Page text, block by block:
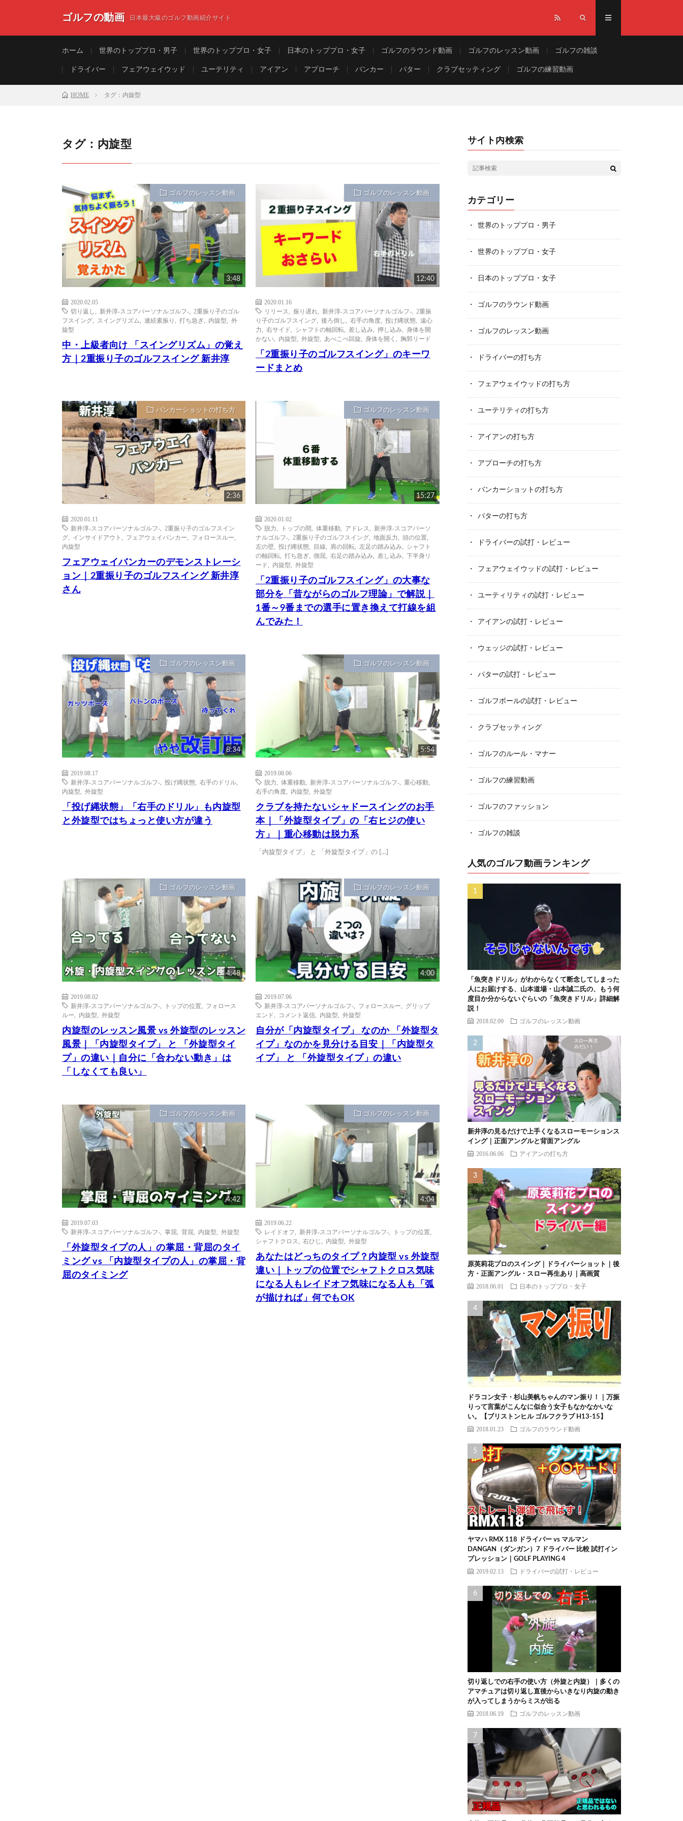
ゴルフの動画 日本最大級のゴルフ動画紹介サイト
ホーム 世界のトッププロ・男子 世界のトッププロ・女子 日本のトッププロ・女子 ゴルフのラウンド動画 ゴルフのレッスン動画 ゴルフの雑談
ドライバー フェアウェイウッド ユーテリティ アイアン アプローチ バンカー パター クラブセッティング ゴルフの練習動画
HOME タグ：内旋型
タグ：内旋型
ゴルフのレッスン動画
3:48
2020.02.05
切り返し
新井淳-スコアパーソナルゴルフ-
2重振り子のゴル
フスイング
スイングリズム 連続素振り 打ち急ぎ 内旋型
外
旋型
中・上級者向け 「スイングリズム」の覚え
方｜2重振り子のゴルフスイング 新井淳
ゴルフのレッスン動画
12:40
2020.01.16
リリース
,振り遅れ 新井淳-スコアパーソナルゴルフ- ,2重振
り子のゴルフスイング ,後ろ倒し ,右手の角度 ,投げ縄状態 ,遠心
力
,右サイド シャフトの軸回転 差し込み ,押し込み ,身体を開
かない
内旋型 ,外旋型 あべこべ回旋 ,身体を開く 胸郭リード
「2重振り子のゴルフスイング」のキーワ
ードまとめ
バンカーショットの打ち方
2:36
2020.01.11
新井淳-スコアパーソナルゴルフ-
2重振り子のゴルフスイン
グ
インサイドアウト フェアウェイバンカー フォロースルー
内旋型
フェアウェイバンカーのデモンストレーシ
ョン｜2重振り子のゴルフスイング 新井淳
さん
ゴルフのレッスン動画
15:27
2020.01.02
脱力
トップの間 ,体重移動 アドレス
新井淳-スコアパーソ
ナルゴルフ- ,2重振り子のゴルフスイング ,地面反力 ,頭の位置
左の壁 ,投げ縄状態 目線 肩の回転 左足の踏み込み
シャフト
の軸回転 ,打ち急ぎ ,側屈 ,右足の踏み込み 差し込み ,下半身リ
ード
内旋型 ,外旋型
「2重振り子のゴルフスイング」の大事な
部分を「昔ながらのゴルフ理論」で解説｜
1番～9番までの選手に置き換えて打線を組
んでみた！
ゴルフのレッスン動画
8:34
2019.08.17
新井淳-スコアパーソナルゴルフ-
投げ縄状態 右手のドリル
内旋型
外旋型
「投げ縄状態」「右手のドリル」も内旋型
と外旋型ではちょっと使い方が違う
ゴルフのレッスン動画
5:54
2019.08.06
脱力
,体重移動 新井淳-スコアパーソナルゴルフ- ,重心移動
右手の角度
内旋型 ,外旋型
クラブを持たないシャドースイングのお手
本｜「外旋型タイプ」の「右ヒジの使い
方」｜重心移動は脱力系
「内旋型タイプ」 と 「外旋型タイプ」の […]
ゴルフのレッスン動画
4:48
2019.08.02
新井淳-スコアパーソナルゴルフ-
トップの位置
フォロース
ルー
内旋型 外旋型
内旋型のレッスン風景 vs 外旋型のレッスン
風景｜「内旋型タイプ」 と 「外旋型タイ
プ」の違い｜自分に「合わない動き」は
「しなくても良い」
ゴルフのレッスン動画
4:00
2019.07.06
新井淳-スコアパーソナルゴルフ-
フォロースルー
グリップ
エンド
コメント返信 内旋型 ,外旋型
自分が「内旋型タイプ」 なのか 「外旋型タ
イプ」なのかを見分ける目安｜「内旋型タ
イプ」 と 「外旋型タイプ」の違い
ゴルフのレッスン動画
4:42
2019.07.03
新井淳-スコアパーソナルゴルフ-
掌屈 背屈 内旋型 外旋型
「外旋型タイプの人」の掌屈・背屈のタイ
ミング vs 「内旋型タイプの人」の掌屈・背
屈のタイミング
ゴルフのレッスン動画
4:04
2019.06.22
レイドオフ
新井淳-スコアパーソナルゴルフ- トップの位置
シャフトクロス
,右ひじ 内旋型 ,外旋型
あなたはどっちのタイプ？内旋型 vs 外旋型
違い｜トップの位置でシャフトクロス気味
になる人もレイドオフ気味になる人も「弧
が描ければ」何でもOK
サイト内検索
カテゴリー
世界のトッププロ・男子
世界のトッププロ・女子
日本のトッププロ・女子
ゴルフのラウンド動画
ゴルフのレッスン動画
ドライバーの打ち方
フェアウェイウッドの打ち方
ユーテリティの打ち方
アイアンの打ち方
アプローチの打ち方
バンカーショットの打ち方
パターの打ち方
ドライバーの試打・レビュー
フェアウェイウッドの試打・レビュー
ユーティリティの試打・レビュー
アイアンの試打・レビュー
ウェッジの試打・レビュー
パターの試打・レビュー
ゴルフボールの試打・レビュー
クラブセッティング
ゴルフのルール・マナー
ゴルフの練習動画
ゴルフのファッション
ゴルフの雑談
人気のゴルフ動画ランキング
「魚突きドリル」がわからなくて断念してしまった
人にお届けする、山本道場・山本誠二氏の、もう何
度目か分からないぐらいの「魚突きドリル」詳細解
説！
2018.02.09 ゴルフのレッスン動画
新井淳の見るだけで上手くなるスローモーションス
イング｜正面アングルと背面アングル
2016.06.06 アイアンの打ち方
原英莉花プロのスイング｜ドライバーショット｜後
方・正面アングル・スロー再生あり｜高画質
2018.06.01 日本のトッププロ・女子
ドラコン女子・杉山美帆ちゃんのマン振り！｜万振
りって言葉がこんなに似合う女子もなかなかいな
い。【ブリストンヒル ゴルフクラブ H13-15】
2018.01.23 ゴルフのラウンド動画
ヤマハ RMX 118 ドライバー vs マルマン
DANGAN（ダンガン）7 ドライバー 比較 試打イン
プレッション｜GOLF PLAYING 4
2019.02.13 ドライバーの試打・レビュー
切り返しでの右手の使い方（外旋と内旋）｜多くの
アマチュアは切り返し直後からいきなり内旋の動き
が入ってしまうからミスが出る
2018.06.19 ゴルフのレッスン動画